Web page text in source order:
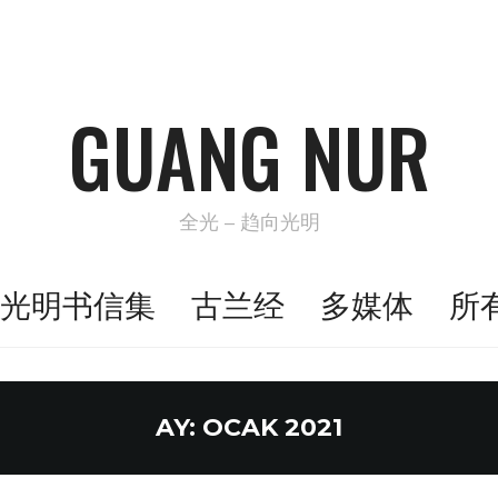
GUANG NUR
全光 – 趋向光明
光明书信集 古兰经 多媒体 所
AY: OCAK 2021